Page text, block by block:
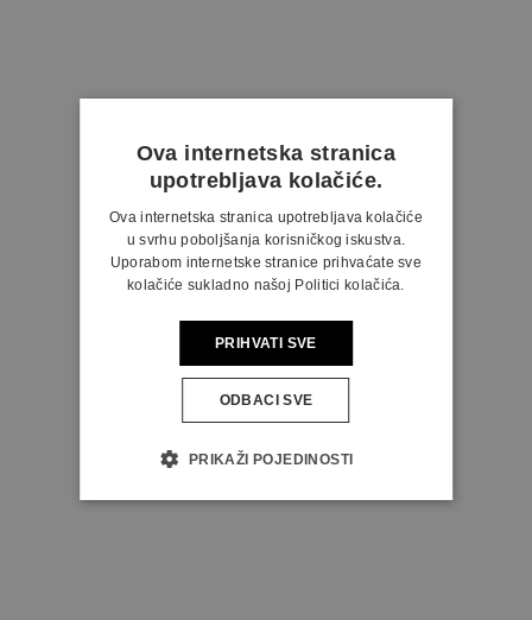
Ova internetska stranica
upotrebljava kolačiće.
Ova internetska stranica upotrebljava kolačiće
u svrhu poboljšanja korisničkog iskustva.
Uporabom internetske stranice prihvaćate sve
kolačiće sukladno našoj Politici kolačića.
PRIHVATI SVE
ODBACI SVE
PRIKAŽI POJEDINOSTI